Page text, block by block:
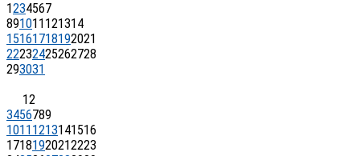
1234567
891011 121314
15161718192021
22232425262728
293031
12
3456789
1011 1213141516
17181920212223